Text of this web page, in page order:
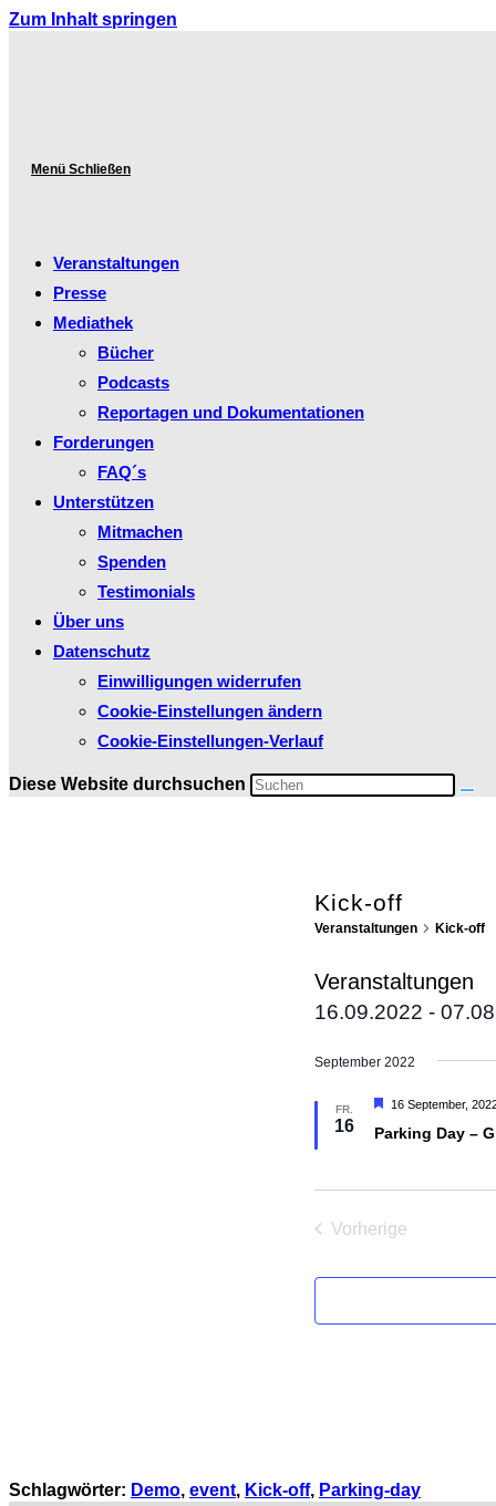
Zum Inhalt springen
Menü Schließen
Veranstaltungen
Presse
Mediathek
Bücher
Podcasts
Reportagen und Dokumentationen
Forderungen
FAQ´s
Unterstützen
Mitmachen
Spenden
Testimonials
Über uns
Datenschutz
Einwilligungen widerrufen
Cookie-Einstellungen ändern
Cookie-Einstellungen-Verlauf
Diese Website durchsuchen
Kick-off
Veranstaltungen Kick-off
Veranstaltungen
16.09.2022 -
wählen.
September 2022
FR.
16 Parking Day –
Hervorgehoben
16 September,
Vorherige
Schlagwörter: Demo, event, Kick-off, Parking-day